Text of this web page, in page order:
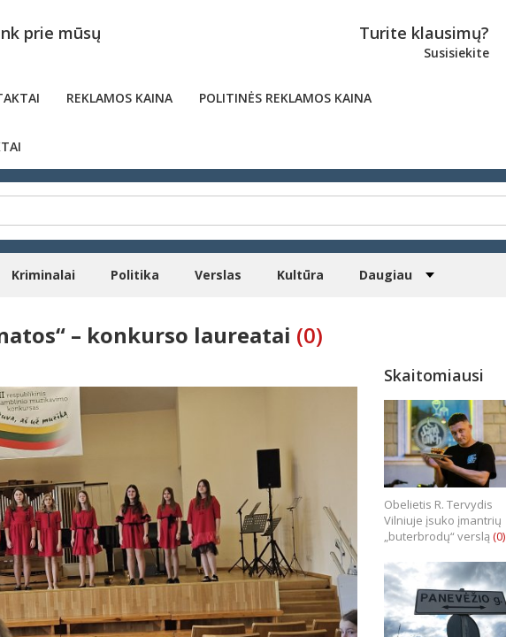
prie mūsų Turite klausimų?
Susisiekite
REKLAMOS KAINA POLITINĖS REKLAMOS KAINA
Kriminalai Politika Verslas Kultūra Daugiau
– konkurso laureatai (0)
Skaitomiausi
Obelietis R. Tervydis
Vilniuje įsuko įmantrių
„buterbrodų“ verslą (0)